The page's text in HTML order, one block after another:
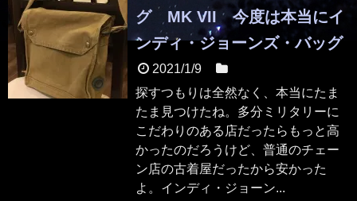
グ MK VII 今度は本当にイ
ンディ・ジョーンズ・バッグ
2021/1/9
探すつもりは全然なく、本当にたま
たま見つけたね。多分ミリタリーに
こだわりのある店だったらもっと高
かったのだろうけど、普通のチェー
ン店の古着屋だったから安かった
よ。インディ・ジョーン...